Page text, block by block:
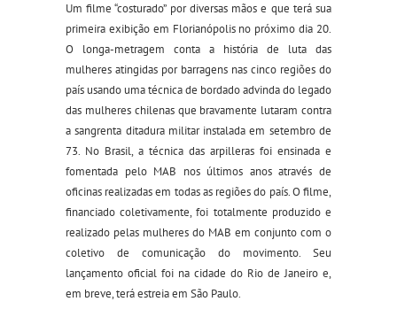
Um filme “costurado” por diversas mãos e que terá sua
primeira exibição em Florianópolis no próximo dia 20.
O longa-metragem conta a história de luta das
mulheres atingidas por barragens nas cinco regiões do
país usando uma técnica de bordado advinda do legado
das mulheres chilenas que bravamente lutaram contra
a sangrenta ditadura militar instalada em setembro de
73. No Brasil, a técnica das arpilleras foi ensinada e
fomentada pelo MAB nos últimos anos através de
oficinas realizadas em todas as regiões do país. O filme,
financiado coletivamente, foi totalmente produzido e
realizado pelas mulheres do MAB em conjunto com o
coletivo de comunicação do movimento. Seu
lançamento oficial foi na cidade do Rio de Janeiro e,
em breve, terá estreia em São Paulo.